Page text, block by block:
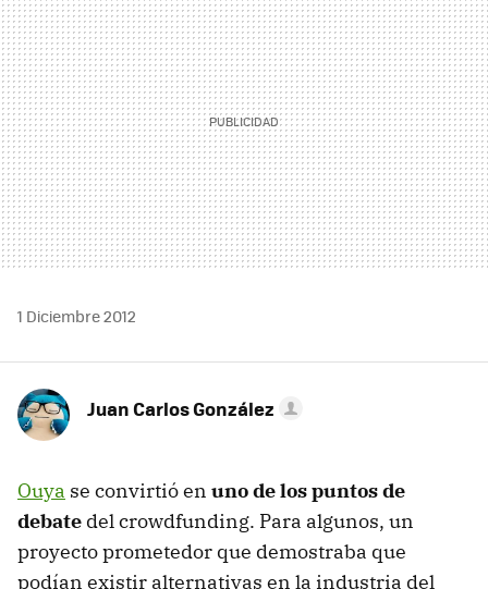
1 Diciembre 2012
Juan Carlos González
Ouya se convirtió en uno de los puntos de
debate del crowdfunding. Para algunos, un
proyecto prometedor que demostraba que
podían existir alternativas en la industria del